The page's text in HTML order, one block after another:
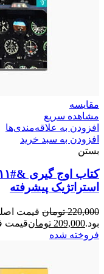
مقایسه
مشاهده سریع
افزودن به علاقه‌مندی‌ها
افزودن به سبد خرید
بستن
استراتژیک پیشرفته
220,000 تومان
بود.209,000 تومانقیمت فعلی:
فروخته شده